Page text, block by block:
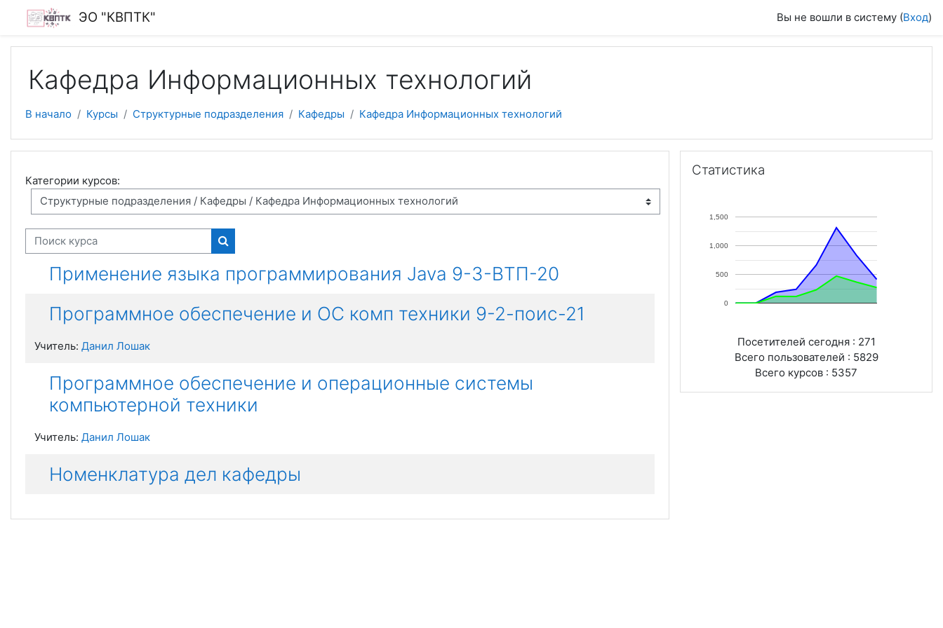
Перейти к основному содержанию
ЭО "КВПТК" Вы не вошли в систему (Вход)
Кафедра Информационных технологий
В начало Курсы Структурные подразделения Кафедры Кафедра Информационных технологий
Категории курсов:
Поиск курса
Поиск курса
Применение языка программирования Java 9-3-ВТП-20
Программное обеспечение и ОС комп техники 9-2-поис-21
Учитель: Данил Лошак
Программное обеспечение и операционные системы
компьютерной техники
Учитель: Данил Лошак
Номенклатура дел кафедры
Статистика
0
500
1,000
1,500
Посетителей сегодня : 271
Всего пользователей : 5829
Всего курсов : 5357